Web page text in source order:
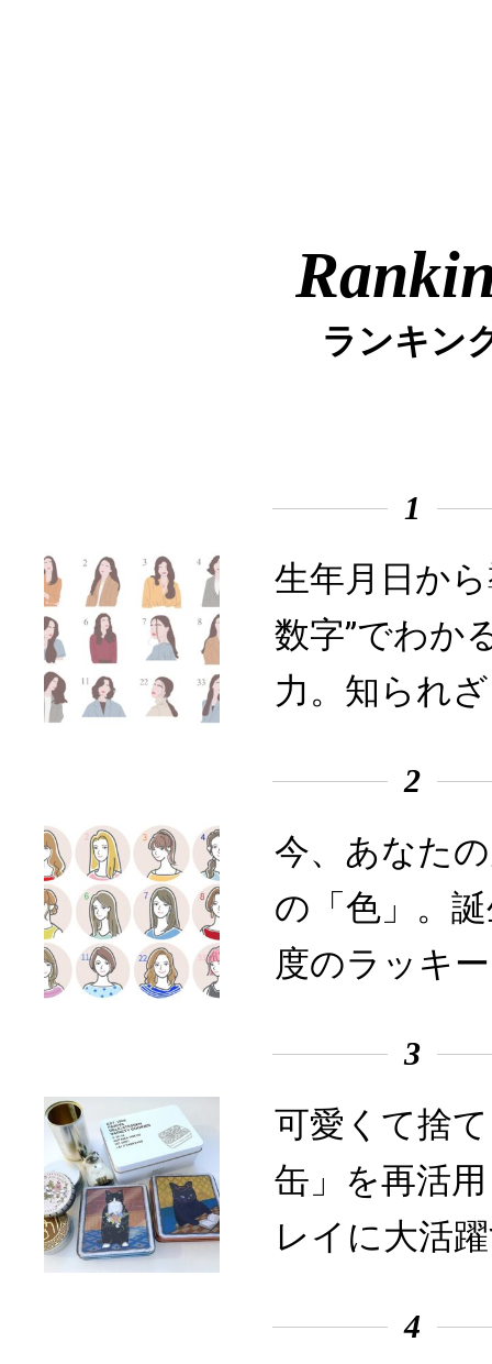
ランキン
1
生年月日か
数字”でわか
力。知られ
2
今、あなた
の「色」。
度のラッキ
3
可愛くて捨
缶」を再活
レイに大活
4